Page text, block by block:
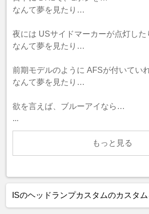
なんて夢を見たり…
夜には USサイドマーカーが点灯し
なんて夢を見たり…
前期モデルのように AFSが付いてい
なんて夢を見たり…
欲を言えば、ブルーアイなら…
...
もっと見る
ISのヘッドランプカスタムのカスタ